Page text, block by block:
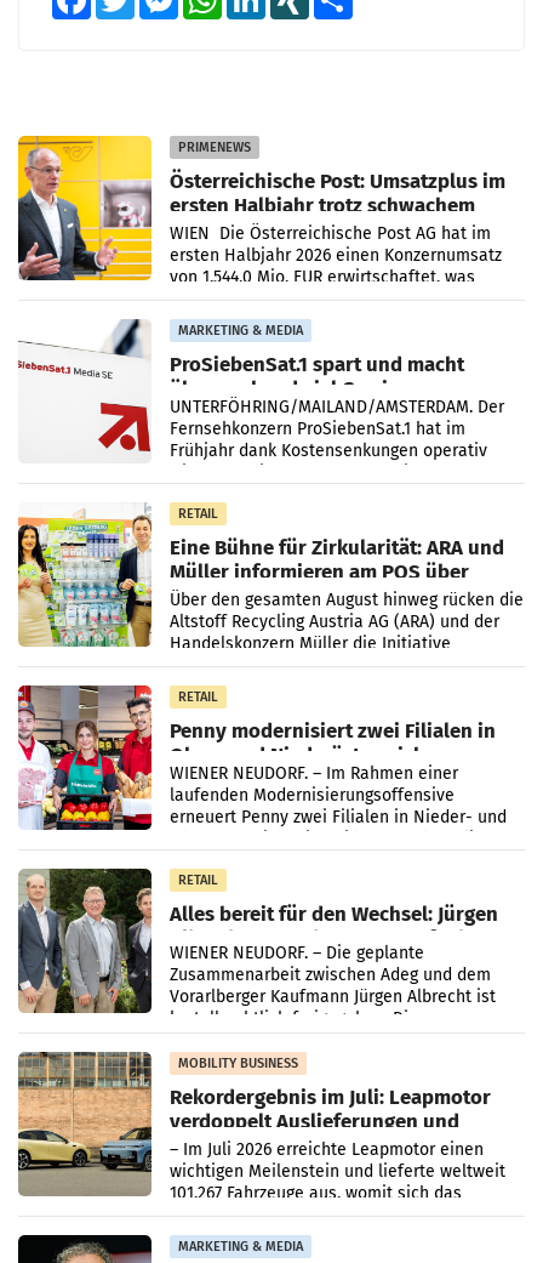
PRIMENEWS
Österreichische Post: Umsatzplus im
ersten Halbjahr trotz schwachem
Briefgeschäft
WIEN Die Österreichische Post AG hat im
ersten Halbjahr 2026 einen Konzernumsatz
von 1.544,0 Mio. EUR erwirtschaftet, was
einem Plus von 3,8 Prozent gegenüber dem
Vergleichszeitraum
MARKETING & MEDIA
ProSiebenSat.1 spart und macht
überraschend viel Gewinn
UNTERFÖHRING/MAILAND/AMSTERDAM. Der
Fernsehkonzern ProSiebenSat.1 hat im
Frühjahr dank Kostensenkungen operativ
RETAIL
Eine Bühne für Zirkularität: ARA und
Müller informieren am POS über
Kreislauffähigkeit
Über den gesamten August hinweg rücken die
Altstoff Recycling Austria AG (ARA) und der
Handelskonzern Müller die Initiative
„Kreislauf-Helden“ in allen österreichischen
Müller-Filialen
RETAIL
Penny modernisiert zwei Filialen in
Ober- und Niederösterreich
WIENER NEUDORF. – Im Rahmen einer
laufenden Modernisierungsoffensive
erneuert Penny zwei Filialen in Nieder- und
RETAIL
Alles bereit für den Wechsel: Jürgen
Albrecht setzt ab 1.1.2027 auf Adeg
WIENER NEUDORF. – Die geplante
Zusammenarbeit zwischen Adeg und dem
Vorarlberger Kaufmann Jürgen Albrecht ist
kartellrechtlich freigegeben: Die
Bundeswettbewerbsbehörde und der
Bundeskartellanwalt
MOBILITY BUSINESS
Rekordergebnis im Juli: Leapmotor
verdoppelt Auslieferungen und
überschreitet die 100.000er-Marke
– Im Juli 2026 erreichte Leapmotor einen
wichtigen Meilenstein und lieferte weltweit
101.267 Fahrzeuge aus, womit sich das
Ergebnis gegenüber Juli 2025 mehr als
verdoppelte (+102
MARKETING & MEDIA